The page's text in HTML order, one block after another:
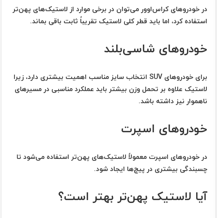
در خودروهای کراس‌اوور می‌توان در برخی موارد از لاستیک‌های پهن‌تر
استفاده کرد، اما باید قطر کلی لاستیک تقریباً ثابت باقی بماند.
خودروهای شاسی‌بلند
برای خودروهای SUV انتخاب سایز مناسب اهمیت بیشتری دارد، زیرا
لاستیک علاوه بر تحمل وزن بیشتر باید عملکرد مناسبی در مسیرهای
ناهموار نیز داشته باشد.
خودروهای اسپرت
در خودروهای اسپرت معمولاً لاستیک‌های پهن‌تر استفاده می‌شود تا
چسبندگی بیشتری در پیچ‌ها ایجاد شود.
آیا لاستیک پهن‌تر بهتر است؟